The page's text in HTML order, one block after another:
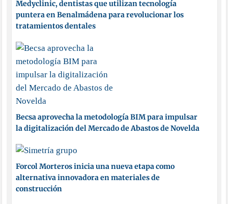
Medyclinic, dentistas que utilizan tecnología
puntera en Benalmádena para revolucionar los
tratamientos dentales
Becsa aprovecha la metodología BIM para impulsar
la digitalización del Mercado de Abastos de Novelda
Forcol Morteros inicia una nueva etapa como
alternativa innovadora en materiales de
construcción